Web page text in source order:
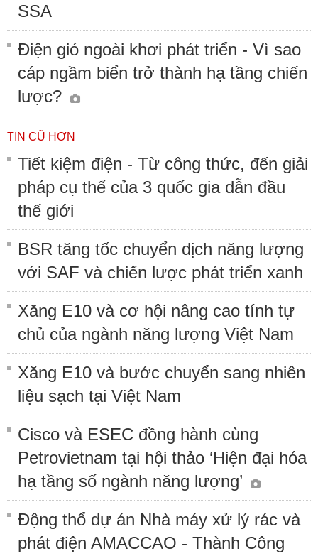
SSA
Điện gió ngoài khơi phát triển - Vì sao
cáp ngầm biển trở thành hạ tầng chiến
lược?
TIN CŨ HƠN
Tiết kiệm điện - Từ công thức, đến giải
pháp cụ thể của 3 quốc gia dẫn đầu
thế giới
BSR tăng tốc chuyển dịch năng lượng
với SAF và chiến lược phát triển xanh
Xăng E10 và cơ hội nâng cao tính tự
chủ của ngành năng lượng Việt Nam
Xăng E10 và bước chuyển sang nhiên
liệu sạch tại Việt Nam
Cisco và ESEC đồng hành cùng
Petrovietnam tại hội thảo ‘Hiện đại hóa
hạ tầng số ngành năng lượng’
Động thổ dự án Nhà máy xử lý rác và
phát điện AMACCAO - Thành Công